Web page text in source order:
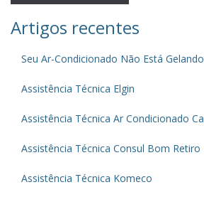
Artigos recentes
Seu Ar-Condicionado Não Está
Assistência Técnica Elgin
Assistência Técnica Ar Condicionado
Assistência Técnica Consul Bom Retiro
Assistência Técnica Komeco